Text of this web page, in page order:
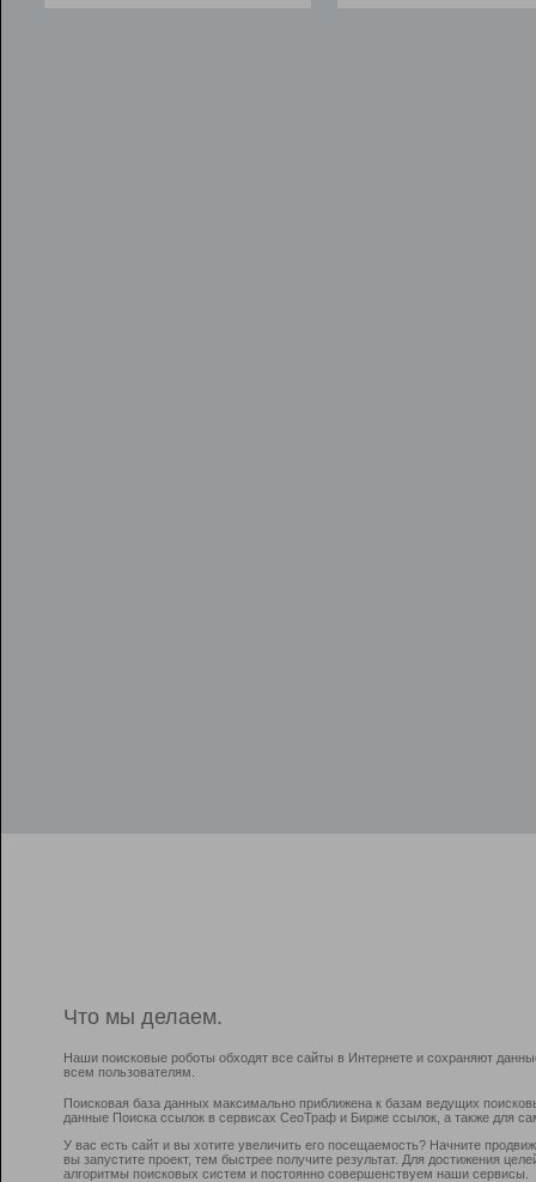
Что мы делаем.
Наши поисковые роботы обходят все сайты в Интернете и сохраняют
всем пользователям.
Поисковая база данных максимально приближена к базам ведущих
данные Поиска ссылок в сервисах СеоТраф и Бирже ссылок, а также для
У вас есть сайт и вы хотите увеличить его посещаемость? Начните
вы запустите проект, тем быстрее получите результат. Для достижения
алгоритмы поисковых систем и постоянно совершенствуем наши сервисы.